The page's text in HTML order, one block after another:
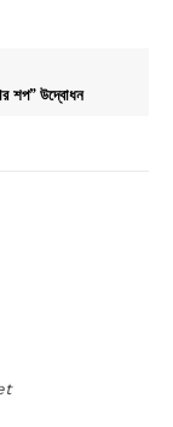
শপ” উদ্বোধন